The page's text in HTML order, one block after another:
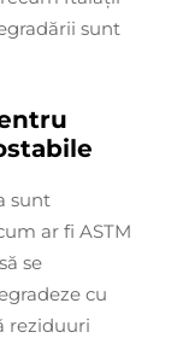
sunt
sunt
ar fi ASTM
se
cu
reziduuri